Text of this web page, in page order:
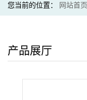
您当前的位置： 网站首页
产品展厅